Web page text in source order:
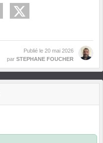
Publié le 20 mai 2026
par STEPHANE FOUCHER